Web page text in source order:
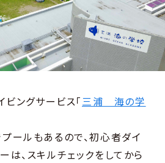
ビングサービス「三浦 海の学
ールもあるので、初心者ダイ
は、スキルチェックをしてから